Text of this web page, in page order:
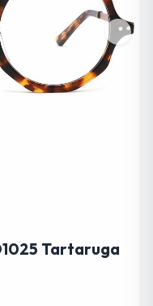
Tartaruga
ao Carrinho